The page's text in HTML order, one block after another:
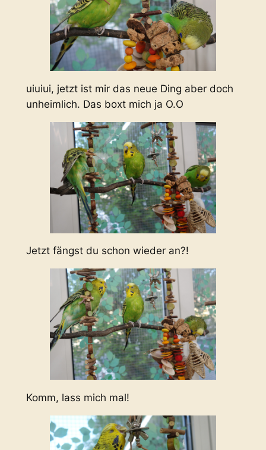
uiuiui, jetzt ist mir das neue Ding aber doch
unheimlich. Das boxt mich ja O.O
Jetzt fängst du schon wieder an?!
Komm, lass mich mal!